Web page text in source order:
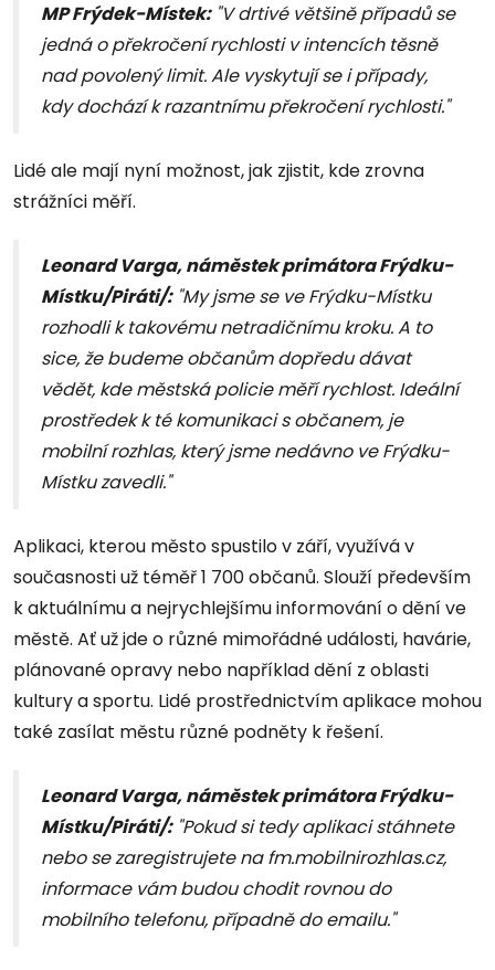
MP Frýdek-Místek:"V drtivé většině případů se
jedná o překročení rychlosti v intencích těsně
nad povolený limit. Ale vyskytují se i případy,
kdy dochází k razantnímu překročení rychlosti."
Lidé ale mají nyní možnost, jak zjistit, kde zrovna
strážníci měří.
Leonard Varga, náměstek primátora Frýdku-
Místku/Piráti/:"My jsme se ve Frýdku-Místku
rozhodli k takovému netradičnímu kroku. A to
sice, že budeme občanům dopředu dávat
vědět, kde městská policie měří rychlost. Ideální
prostředek k té komunikaci s občanem, je
mobilní rozhlas, který jsme nedávno ve Frýdku-
Místku zavedli."
Aplikaci, kterou město spustilo v září, využívá v
současnosti už téměř 1 700 občanů. Slouží především
k aktuálnímu a nejrychlejšímu informování o dění ve
městě. Ať už jde o různé mimořádné události, havárie,
plánované opravy nebo například dění z oblasti
kultury a sportu. Lidé prostřednictvím aplikace mohou
také zasílat městu různé podněty k řešení.
Leonard Varga, náměstek primátora Frýdku-
Místku/Piráti/:"Pokud si tedy aplikaci stáhnete
nebo se zaregistrujete na fm.mobilnirozhlas.cz,
informace vám budou chodit rovnou do
mobilního telefonu, případně do emailu."